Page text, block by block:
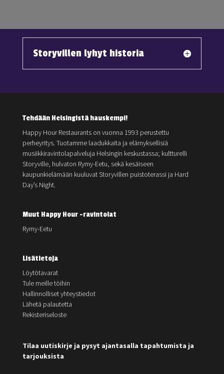
Storyvillen lyhyt historia
Tehdään Helsingistä hauskempi!
Happy Hour Restaurants on vuonna 1993 perustettu
perheyritys. Tuotamme laadukkaita ja elämyksellisiä
musiikkiravintolapalveluja Helsingin keskustassa; kultturelli
Storyville, hulvaton Rymy-Eetu, sekä kesäiseen
kaupunkielämään kuuluvat Storyvillen puistoterassi ja Hard
Day’s Night.
Muut Happy Hour -ravintolat
Rymy-Eetu
Lisätietoja
Löytötavarat
Tule meille töihin
Hallinnolliset yhteystiedot
Lähetä palautetta
Rekisteriseloste
Tilaa uutiskirje ja pysyt ajantasalla tapahtumista ja
tarjouksista